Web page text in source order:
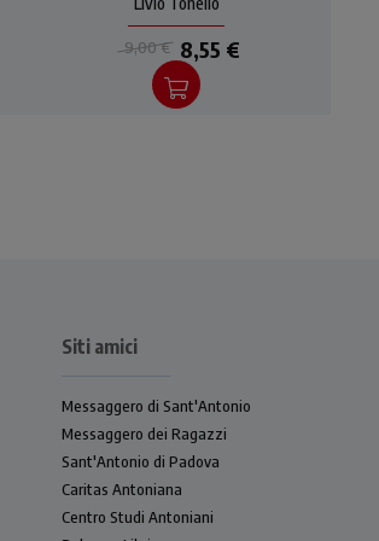
dieci anni di attività (2001-
2011).
9,00 € 8,55 €
Siti amici
Messaggero di Sant'Antonio
Messaggero dei Ragazzi
Sant'Antonio di Padova
Caritas Antoniana
Centro Studi Antoniani